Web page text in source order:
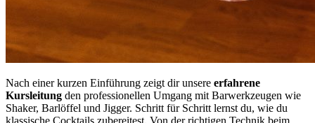
Nach einer kurzen Einführung zeigt dir unsere erfahrene
Kursleitung den professionellen Umgang mit Barwerkzeugen wie
Shaker, Barlöffel und Jigger. Schritt für Schritt lernst du, wie du
klassische Cocktails zubereitest. Von der richtigen Technik beim